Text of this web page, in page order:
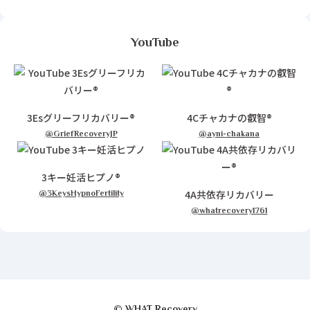
YouTube
3Esグリーフリカバリー®
@GriefRecoveryJP
4Cチャカナの叡智®
@ayni-chakana
3キー妊活ヒプノ®
@3KeysHypnoFertility 4A共依存リカバリー
@whatrecovery1761